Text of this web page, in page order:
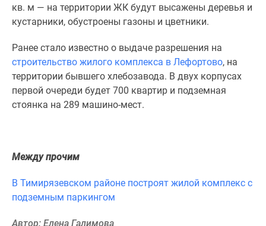
Семейная
ипотека
ипотека
Банки
программы
Медиа
эксперта
Аналитика
Покупателю
Экспертиза
кв. м — на территории ЖК будут высажены деревья и
кустарники, обустроены газоны и цветники.
Ранее стало известно о выдаче разрешения на
строительство жилого комплекса в Лефортово, на
территории бывшего хлебозавода. В двух корпусах
первой очереди будет 700 квартир и подземная
стоянка на 289 машино-мест.
Между прочим
В Тимирязевском районе построят жилой комплекс с
подземным паркингом
Автор: Елена Галимова